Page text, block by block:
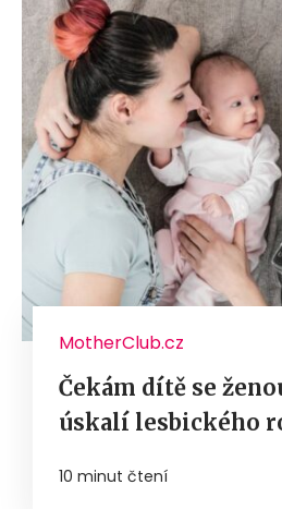
MotherClub.cz
Čekám dítě se
úskalí lesbického
10 minut čtení